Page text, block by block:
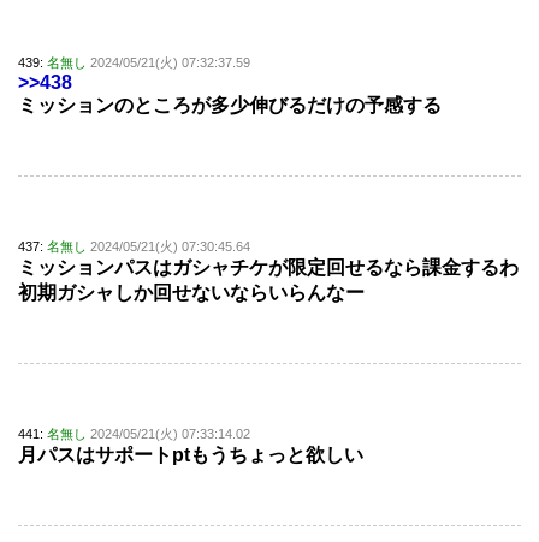
439: 名無し 2024/05/21(火) 07:32:37.59
>>438
ミッションのところが多少伸びるだけの予感する
437: 名無し 2024/05/21(火) 07:30:45.64
ミッションパスはガシャチケが限定回せるなら課金するわ
初期ガシャしか回せないならいらんなー
441: 名無し 2024/05/21(火) 07:33:14.02
月パスはサポートptもうちょっと欲しい